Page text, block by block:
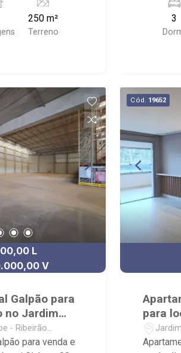
Av. Pres.
Anhangüera.
250 m²
Terreno
dois
(Adulto
ao Hotel
Jardim
3
L
V
Galpão para
no Jardim
- Ribeirão
para venda e
Cód. 19652
para